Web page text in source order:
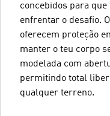
concebidos para
enfrentar o desafio.
oferecem proteção
manter o teu corpo
modelada com
permitindo total
qualquer terreno.